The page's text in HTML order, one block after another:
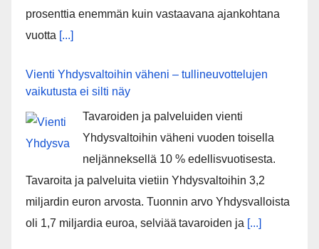
prosenttia enemmän kuin vastaavana ajankohtana
vuotta [...]
Vienti Yhdysvaltoihin väheni – tullineuvottelujen
vaikutusta ei silti näy
Tavaroiden ja palveluiden vienti
Yhdysvaltoihin väheni vuoden toisella
neljänneksellä 10 % edellisvuotisesta.
Tavaroita ja palveluita vietiin Yhdysvaltoihin 3,2
miljardin euron arvosta. Tuonnin arvo Yhdysvalloista
oli 1,7 miljardia euroa, selviää tavaroiden ja [...]